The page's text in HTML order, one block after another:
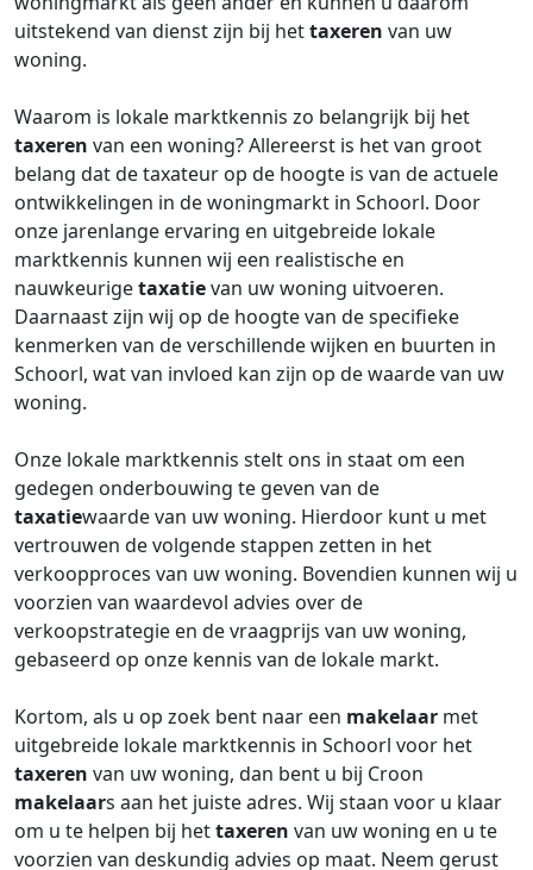
uitstekend van dienst zijn bij hettaxeren van uw
woning.
Waarom is lokale marktkennis zo belangrijk bij het
taxeren van een woning? Allereerst is het van groot
belang dat de taxateur op de hoogte is van de actuele
ontwikkelingen in de woningmarkt in Schoorl. Door
onze jarenlange ervaring en uitgebreide lokale
marktkennis kunnen wij een realistische en
nauwkeurigetaxatievan uw woning uitvoeren.
Daarnaast zijn wij op de hoogte van de specifieke
kenmerken van de verschillende wijken en buurten in
Schoorl, wat van invloed kan zijn op de waarde van uw
woning.
Onze lokale marktkennis stelt ons in staat om een
gedegen onderbouwing te geven van de
taxatiewaarde van uw woning. Hierdoor kunt u met
vertrouwen de volgende stappen zetten in het
verkoopproces van uw woning. Bovendien kunnen wij u
voorzien van waardevol advies over de
verkoopstrategie en de vraagprijs van uw woning,
gebaseerd op onze kennis van de lokale markt.
Kortom, als u op zoek bent naar een makelaar met
uitgebreide lokale marktkennis in Schoorl voor het
taxeren van uw woning, dan bent u bij Croon
makelaars aan het juiste adres. Wij staan voor u klaar
om u te helpen bij hettaxeren van uw woning en u te
voorzien van deskundig advies op maat. Neem gerust